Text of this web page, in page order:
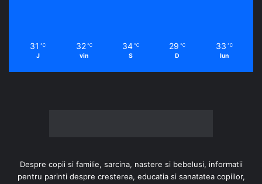
31 ℃
J
32 ℃
vin
34 ℃
S
29 ℃
D
33 ℃
lun
Despre copii si familie, sarcina, nastere si bebelusi, informatii
pentru parinti despre cresterea, educatia si sanatatea copiilor,